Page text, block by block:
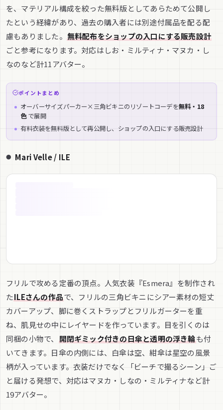
を、マテリアル構成を絞った無料版としてあらためて公開し
たという経緯があり、過去の購入者には別途付属品を配る配
慮もありました。 無料配布をショップの入口にする販売設計
ごと参考になります。対応はしお・ミルティナ・マヌカ・し
なのなど計11アバター。
ポイントまとめ
オーバーサイズパーカー×三角ビキニのリゾートコーデを無料・18
色 で展開
有料衣装を無料版として再公開し、ショップの入口にする販売設計
Mari Velle / ILE
フリルで攻める定番の頂点。人気衣装『Esmera』を制作され
たILEさんの作品で、フリルの三角ビキニにシアー素材の短丈
カバーアップ、脚に巻くストラップとフリルガーターを重
ね、肌見せの中にレイヤードを作っています。目を引くのは
同梱の小物で、 開閉ギミック付きの日傘と透明の浮き輪も付
いてきます。日傘の内側には、白傘は空、紺傘は星空の風景
柄が入っています。衣装だけでなく「ビーチで撮るシーン」ご
と届ける発想で、対応はマヌカ・しなの・ミルティナなど計
19アバター。